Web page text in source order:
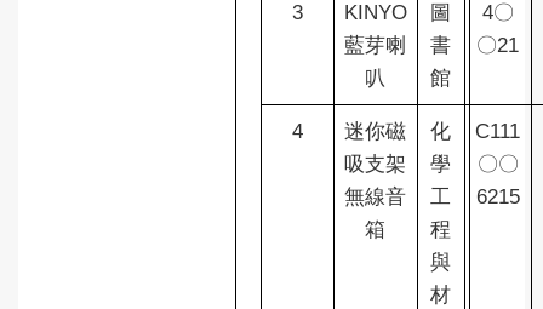
3
KINYO
藍芽喇
叭
圖
書
館
4〇
〇21
4
迷你磁
吸支架
無線音
箱
化
學
工
程
與
材
C111
〇〇
6215